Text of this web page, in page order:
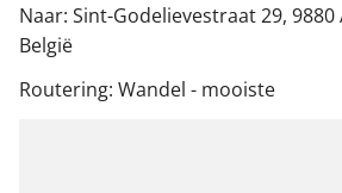
Naar: Sint-Godelievestraat 29,
België
Routering: Wandel - mooiste